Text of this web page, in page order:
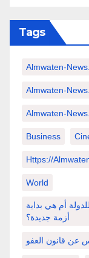
Tags
Almwaten-
Business
Https://
World
أم هي بداية
أزمة جديدة؟
عن قانون العفو